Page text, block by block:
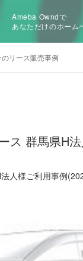
Ameba Owndで
あなただけのホーム
リース販売事例
ス 群馬県H
人様ご利用事例